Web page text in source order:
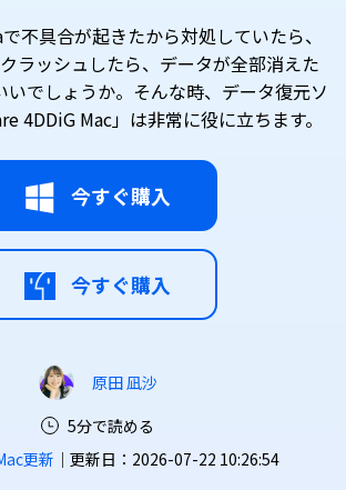
不具合が起きたから対処していたら、
ラッシュしたら、データが全部消えた
いでしょうか。そんな時、データ復元ソ
4DDiG Mac」は非常に役に立ちます。
今すぐ購入
今すぐ購入
原田 凪沙
5分で読める
更新 ｜更新日：2026-07-22 10:26:54